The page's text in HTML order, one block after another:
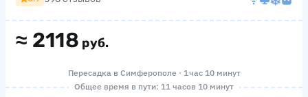
≈ 2118 руб.
Пересадка в Симферополе · 1 час 10 минут
Общее время в пути: 11 часов 10 минут